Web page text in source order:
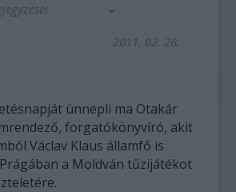
2011. 02. 28.
ünnepli ma Otakár
forgatókönyvíró, akit
Václav Klaus államfő is
a Moldván tűzijátékot